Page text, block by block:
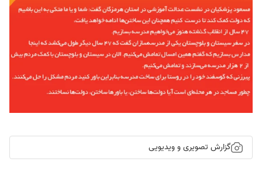
گزارش تصویری و ویدیویی